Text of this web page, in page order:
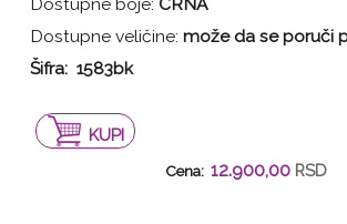
Dostupne boje: CRNA
Dostupne veličine: može da se poruči
Šifra: 1583bk
KUPI
Cena: 12.900,00 RSD